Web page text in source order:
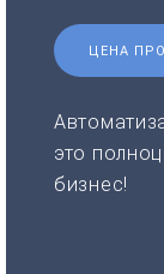
ЦЕНА
это
бизнес!